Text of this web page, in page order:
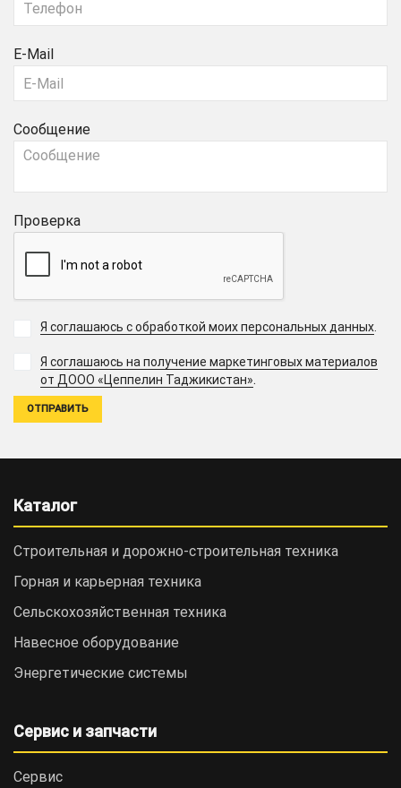
E-Mail
Сообщение
Проверка
Я соглашаюсь с обработкой моих персональных данных.
Я соглашаюсь на получение маркетинговых материалов
от ДООО «Цеппелин Таджикистан».
Каталог
Строительная и дорожно-cтроительная техника
Горная и карьерная техника
Сельскохозяйственная техника
Навесное оборудование
Энергетические системы
Сервис и запчасти
Сервис